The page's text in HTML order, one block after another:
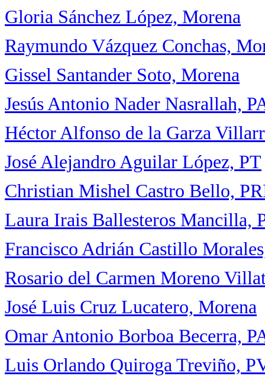
Gloria Sánchez López, Morena
Raymundo Vázquez Conchas,
Gissel Santander Soto, Morena
Jesús Antonio Nader Nasrallah,
Héctor Alfonso de la Garza
José Alejandro Aguilar López, PT
Christian Mishel Castro Bello,
Laura Irais Ballesteros Mancilla,
Francisco Adrián Castillo
Rosario del Carmen Moreno
José Luis Cruz Lucatero, Morena
Omar Antonio Borboa Becerra,
Luis Orlando Quiroga Treviño,